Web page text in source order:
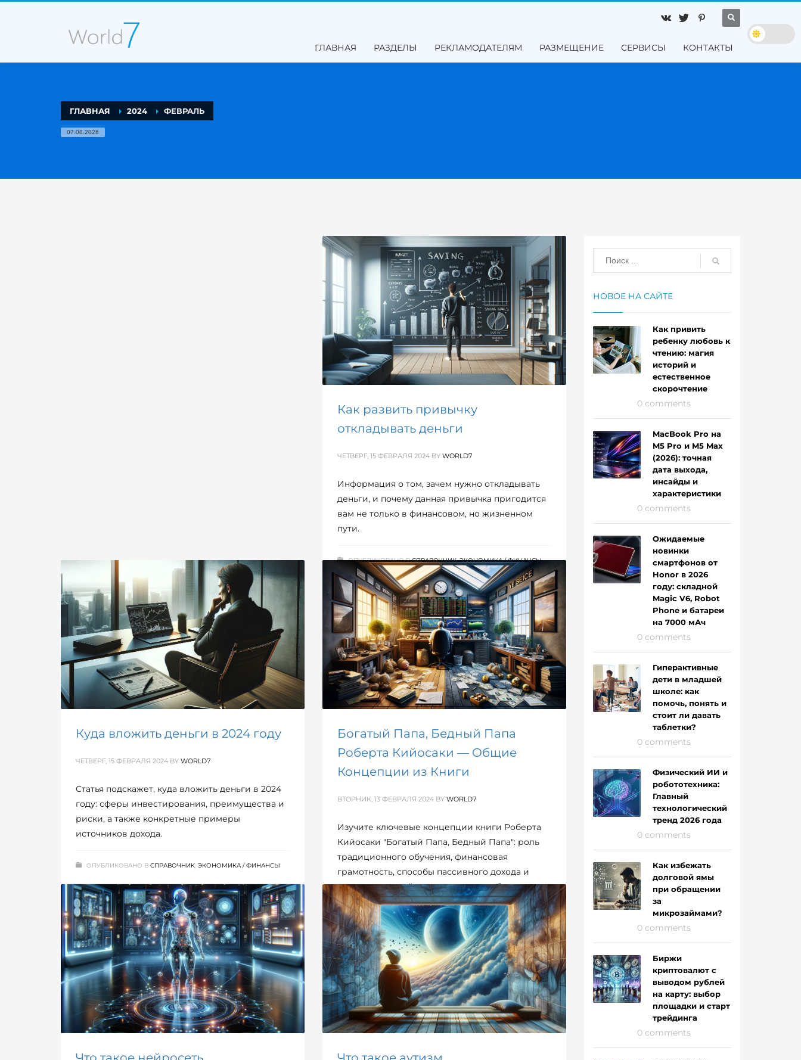
ГЛАВНАЯ РАЗДЕЛЫ РЕКЛАМОДАТЕЛЯМ РАЗМЕЩЕНИЕ СЕРВИСЫ КОНТАКТЫ
ГЛАВНАЯ 2024 ФЕВРАЛЬ
07.08.2026
Как развить привычку
откладывать деньги
ЧЕТВЕРГ, 15 ФЕВРАЛЯ 2024 BY WORLD7
Информация о том, зачем нужно откладывать
деньги, и почему данная привычка пригодится
вам не только в финансовом, но жизненном
пути.
ОПУБЛИКОВАНО ВСПРАВОЧНИК,ЭКОНОМИКА / ФИНАНСЫ
Куда вложить деньги в 2024 году
ЧЕТВЕРГ, 15 ФЕВРАЛЯ 2024 BY WORLD7
Статья подскажет, куда вложить деньги в 2024
году: сферы инвестирования, преимущества и
риски, а также конкретные примеры
источников дохода.
ОПУБЛИКОВАНО В СПРАВОЧНИК, ЭКОНОМИКА / ФИНАНСЫ
Богатый Папа, Бедный Папа
Роберта Кийосаки — Общие
Концепции из Книги
ВТОРНИК, 13 ФЕВРАЛЯ 2024 BY WORLD7
Изучите ключевые концепции книги Роберта
Кийосаки "Богатый Папа, Бедный Папа": роль
традиционного обучения, финансовая
грамотность, способы пассивного дохода и
роль личностной мотивации в заработке денег.
ОПУБЛИКОВАНО ВСПРАВОЧНИК ЭКОНОМИКА / ФИНАНСЫ
НОВОЕ НА САЙТЕ
Как привить
ребенку любовь к
чтению: магия
историй и
естественное
скорочтение
0 comments
MacBook Pro на
M5 Pro и M5 Max
(2026): точная
дата выхода,
инсайды и
характеристики
0 comments
Ожидаемые
новинки
смартфонов от
Honor в 2026
году: складной
Magic V6, Robot
Phone и батареи
на 7000 мАч
0 comments
Гиперактивные
дети в младшей
школе: как
помочь, понять и
стоит ли давать
таблетки?
0 comments
Физический ИИ и
робототехника:
Главный
технологический
тренд 2026 года
0 comments
Как избежать
долговой ямы
при обращении
за
микрозаймами?
0 comments
Биржи
криптовалют с
выводом рублей
на карту: выбор
площадки и старт
трейдинга
0 comments